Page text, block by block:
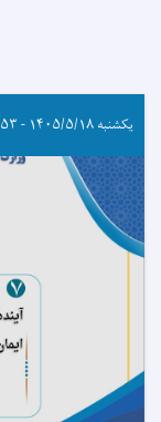
یکشنبه ۱۴۰۵/۵/۱۸ - ۱۵:۵۳